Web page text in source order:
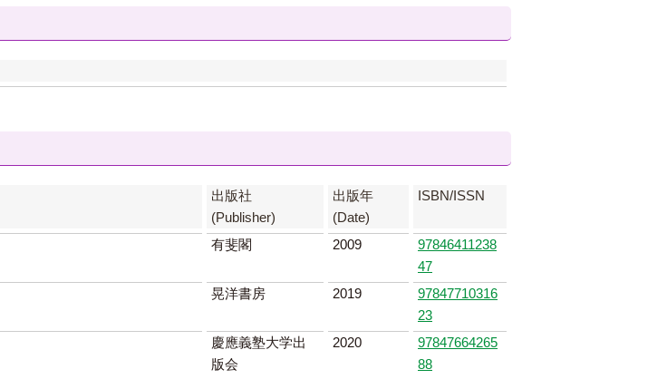
出版社
(Publisher)
出版年
(Date)
ISBN/ISSN
有斐閣 2009
97846411238
47
晃洋書房 2019
97847710316
23
慶應義塾大学出
版会
2020
97847664265
88